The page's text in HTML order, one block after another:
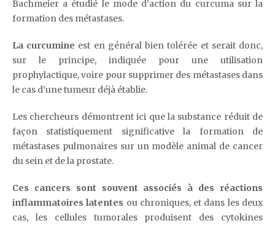
Bachmeier a étudié le mode d’action du curcuma sur la
formation des métastases.
La curcumine est en général bien tolérée et serait donc,
sur le principe, indiquée pour une utilisation
prophylactique, voire pour supprimer des métastases dans
le cas d’une tumeur déjà établie.
Les chercheurs démontrent ici que la substance réduit de
façon statistiquement significative la formation de
métastases pulmonaires sur un modèle animal de cancer
du sein et de la prostate.
Ces cancers sont souvent associés à des réactions
inflammatoires latentes ou chroniques, et dans les deux
cas, les cellules tumorales produisent des cytokines